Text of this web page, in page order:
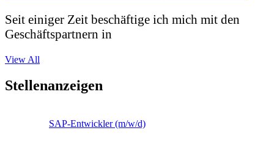
Seit einiger Zeit beschäftige ich mich mit den
Geschäftspartnern in
View All
Stellenanzeigen
SAP-Entwickler (m/w/d)